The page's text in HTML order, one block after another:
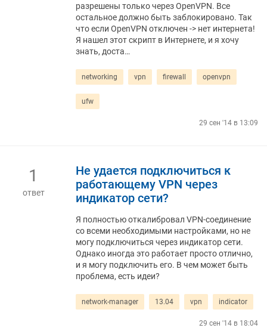
разрешены только через OpenVPN. Все
остальное должно быть заблокировано. Так
что если OpenVPN отключен -> нет интернета!
Я нашел этот скрипт в Интернете, и я хочу
знать, доста…
networking vpn firewall openvpn
ufw
29 сен '14 в 13:09
1
ответ
Не удается подключиться к
работающему VPN через
индикатор сети?
Я полностью откалибровал VPN-соединение
со всеми необходимыми настройками, но не
могу подключиться через индикатор сети.
Однако иногда это работает просто отлично,
и я могу подключить его. В чем может быть
проблема, есть идеи?
network-manager 13.04 vpn indicator
29 сен '14 в 18:04